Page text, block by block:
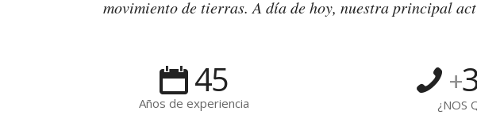
movimiento de tierras. A día de hoy, nuestra principal
45
Años de experiencia
+
¿NOS